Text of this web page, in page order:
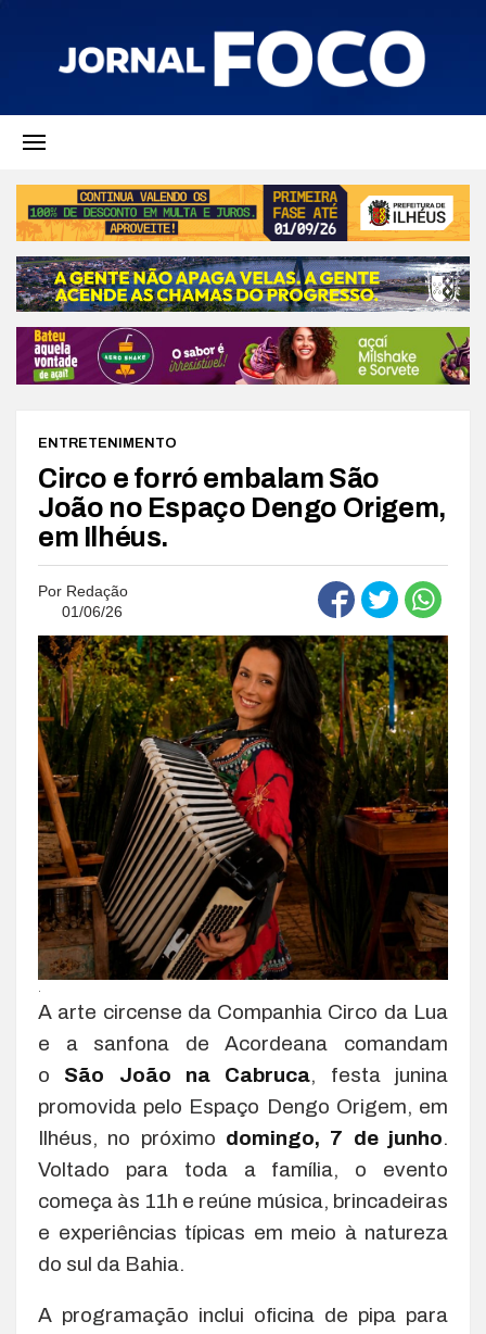
ENTRETENIMENTO
Circo e forró embalam São
João no Espaço Dengo Origem,
em Ilhéus.
Por Redação
01/06/26
.
A arte circense da Companhia Circo da Lua
e a sanfona de Acordeana comandam
o São João na Cabruca, festa junina
promovida pelo Espaço Dengo Origem, em
Ilhéus, no próximo domingo, 7 de junho.
Voltado para toda a família, o evento
começa às 11h e reúne música, brincadeiras
e experiências típicas em meio à natureza
do sul da Bahia.
A programação inclui oficina de pipa para